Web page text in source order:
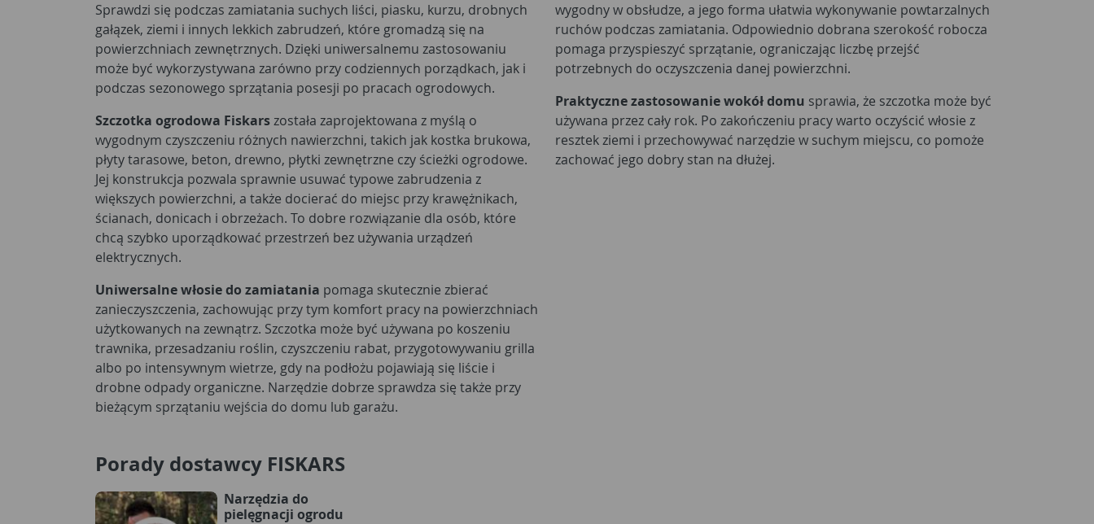
Sprawdzi się podczas zamiatania suchych liści, piasku, kurzu, drobnych
gałązek, ziemi i innych lekkich zabrudzeń, które gromadzą się na
powierzchniach zewnętrznych. Dzięki uniwersalnemu zastosowaniu
może być wykorzystywana zarówno przy codziennych porządkach, jak i
podczas sezonowego sprzątania posesji po pracach ogrodowych.
Szczotka ogrodowa Fiskarszostała zaprojektowana z myślą o
wygodnym czyszczeniu różnych nawierzchni, takich jak kostka brukowa,
płyty tarasowe, beton, drewno, płytki zewnętrzne czy ścieżki ogrodowe.
Jej konstrukcja pozwala sprawnie usuwać typowe zabrudzenia z
większych powierzchni, a także docierać do miejsc przy krawężnikach,
ścianach, donicach i obrzeżach. To dobre rozwiązanie dla osób, które
chcą szybko uporządkować przestrzeń bez używania urządzeń
elektrycznych.
Uniwersalne włosie do zamiatania pomaga skutecznie zbierać
zanieczyszczenia, zachowując przy tym komfort pracy na powierzchniach
użytkowanych na zewnątrz. Szczotka może być używana po koszeniu
trawnika, przesadzaniu roślin, czyszczeniu rabat, przygotowywaniu grilla
albo po intensywnym wietrze, gdy na podłożu pojawiają się liście i
drobne odpady organiczne. Narzędzie dobrze sprawdza się także przy
bieżącym sprzątaniu wejścia do domu lub garażu.
wygodny w obsłudze, a jego forma ułatwia wykonywanie powtarzalnych
ruchów podczas zamiatania. Odpowiednio dobrana szerokość robocza
pomaga przyspieszyć sprzątanie, ograniczając liczbę przejść
potrzebnych do oczyszczenia danej powierzchni.
Praktyczne zastosowanie wokół domu sprawia, że szczotka może być
używana przez cały rok. Po zakończeniu pracy warto oczyścić włosie z
resztek ziemi i przechowywać narzędzie w suchym miejscu, co pomoże
zachować jego dobry stan na dłużej.
Porady dostawcy FISKARS
Narzędzia do
pielęgnacji ogrodu